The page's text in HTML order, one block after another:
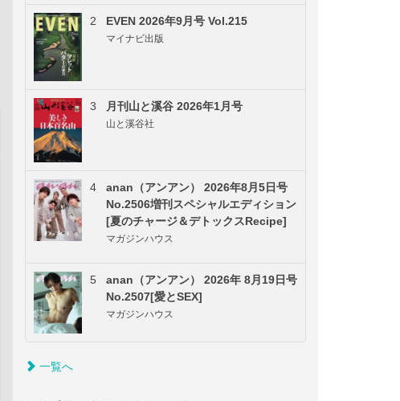
2 EVEN 2026年9月号 Vol.215
マイナビ出版
3 月刊山と溪谷 2026年1月号
山と溪谷社
4
anan（アンアン） 2026年8月5日号
No.2506増刊スペシャルエディション
[夏のチャージ＆デトックスRecipe]
マガジンハウス
5
anan（アンアン） 2026年 8月19日号
No.2507[愛とSEX]
マガジンハウス
一覧へ